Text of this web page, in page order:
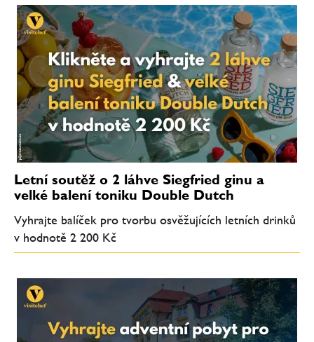
Letní soutěž o 2 láhve Siegfried ginu a
velké balení toniku Double Dutch
Vyhrajte balíček pro tvorbu osvěžujících letních drinků
v hodnotě 2 200 Kč